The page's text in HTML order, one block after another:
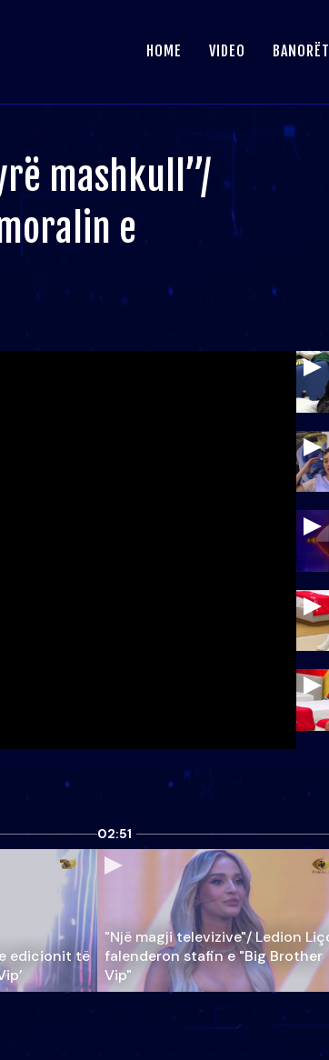
HOME VIDEO BANORËT
mashkull”/
e
edicionit të
02:51
"Një magji televizive"/ Ledion
falenderon stafin e "Big Brother
Vip"